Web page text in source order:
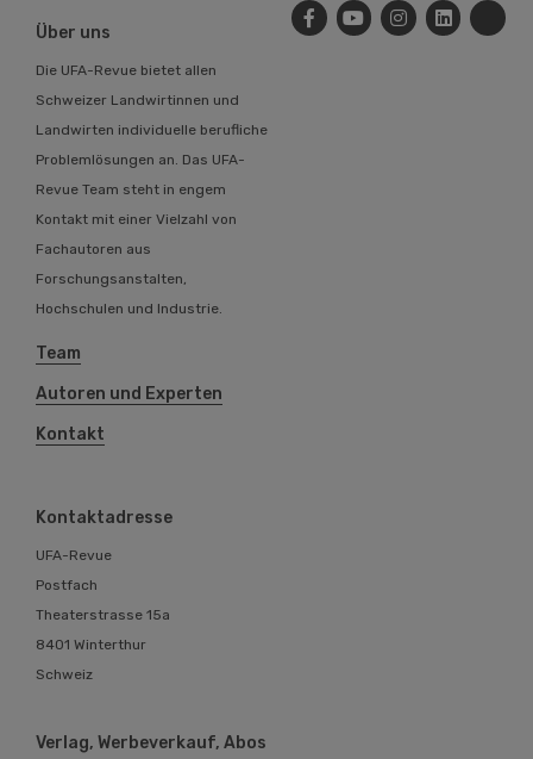
Über uns
Die UFA-Revue bietet allen
Schweizer Landwirtinnen und
Landwirten individuelle berufliche
Problemlösungen an. Das UFA-
Revue Team steht in engem
Kontakt mit einer Vielzahl von
Fachautoren aus
Forschungsanstalten,
Hochschulen und Industrie.
Team
Autoren und Experten
Kontakt
Kontaktadresse
UFA-Revue
Postfach
Theaterstrasse 15a
8401 Winterthur
Schweiz
Verlag, Werbeverkauf, Abos